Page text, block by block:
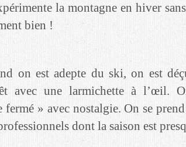
la montagne en hiver
bien !
on est adepte du ski, on est
avec une larmichette à l’œil.
fermé » avec nostalgie. On se
dont la saison est